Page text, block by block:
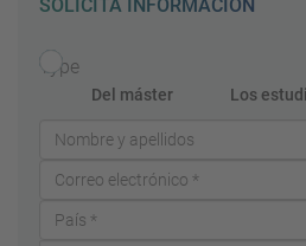
SOLICITA INFORMACIÓN
Type
Del máster Los